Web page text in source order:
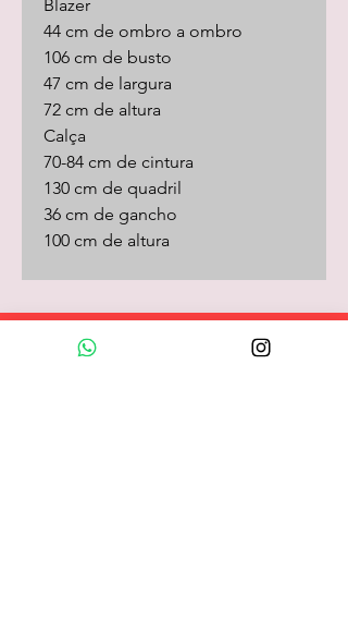
Blazer
44 cm de ombro a ombro
106 cm de busto
47 cm de largura
72 cm de altura
Calça
70-84 cm de cintura
130 cm de quadril
36 cm de gancho
100 cm de altura
Loja Online